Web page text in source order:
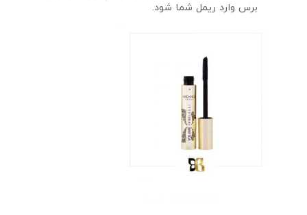
برس وارد ریمل شما شود.